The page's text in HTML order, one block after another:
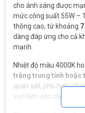
cho ánh sáng được
mức công suất 55W –
thông cao, từ khoảng
dàng đáp ứng cho cả
mạnh.
Nhiệt độ màu 4000K
trắng trung tính hoặc
quan sát, phù hợp với
vực làm việc cần độ